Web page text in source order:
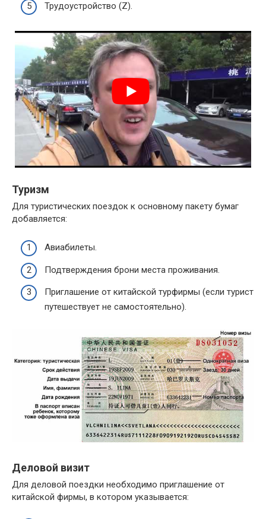
Трудоустройство (Z).
Туризм
Для туристических поездок к основному пакету бумаг
добавляется:
Авиабилеты.
Подтверждения брони места проживания.
Приглашение от китайской турфирмы (если турист
путешествует не самостоятельно).
Деловой визит
Для деловой поездки необходимо приглашение от
китайской фирмы, в котором указывается: